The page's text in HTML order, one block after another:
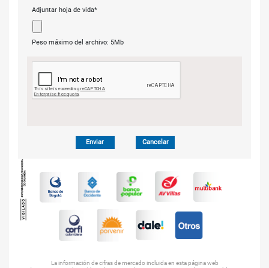
Adjuntar hoja de vida*
Peso máximo del archivo: 5Mb
Enviar Cancelar
La información de cifras de mercado incluida en esta página web